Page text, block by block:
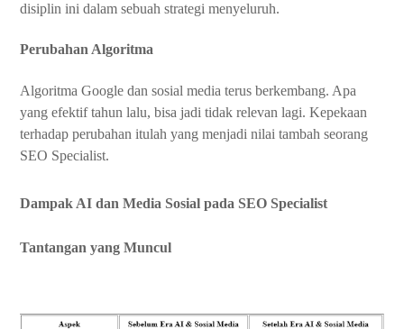
disiplin ini dalam sebuah strategi menyeluruh.
Perubahan Algoritma
Algoritma Google dan sosial media terus berkembang. Apa
yang efektif tahun lalu, bisa jadi tidak relevan lagi. Kepekaan
terhadap perubahan itulah yang menjadi nilai tambah seorang
SEO Specialist.
Dampak AI dan Media Sosial pada SEO Specialist
Tantangan yang Muncul